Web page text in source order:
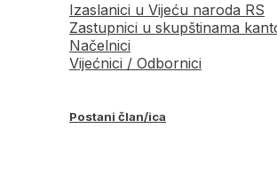
Izaslanici u Vijeću naroda RS
Zastupnici u skupštinama
Načelnici
Vijećnici / Odbornici
Postani član/ica